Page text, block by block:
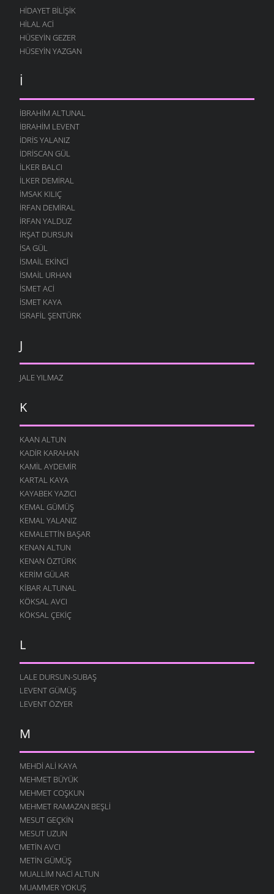
HIDAYET BILIŞIK
HILAL ACI
HÜSEYIN GEZER
HÜSEYIN YAZGAN
İ
İBRAHIM ALTUNAL
İBRAHIM LEVENT
İDRIS YALANIZ
IDRISCAN GÜL
İLKER BALCI
İLKER DEMIRAL
İMSAK KILIÇ
İRFAN DEMIRAL
İRFAN YALDUZ
İRŞAT DURSUN
ISA GÜL
ISMAIL EKINCI
İSMAIL URHAN
İSMET ACI
ISMET KAYA
İSRAFIL ŞENTÜRK
J
JALE YILMAZ
K
KAAN ALTUN
KADIR KARAHAN
KAMIL AYDEMIR
KARTAL KAYA
KAYABEK YAZICI
KEMAL GÜMÜŞ
KEMAL YALANIZ
KEMALETTIN BAŞAR
KENAN ALTUN
KENAN ÖZTÜRK
KERIM GÜLAR
KIBAR ALTUNAL
KÖKSAL AVCI
KÖKSAL ÇEKIÇ
L
LALE DURSUN-SUBAŞ
LEVENT GÜMÜŞ
LEVENT ÖZYER
M
MEHDI ALI KAYA
MEHMET BÜYÜK
MEHMET COŞKUN
MEHMET RAMAZAN BEŞLI
MESUT GEÇKIN
MESUT UZUN
METIN AVCI
METIN GÜMÜŞ
MUALLIM NACI ALTUN
MUAMMER YOKUŞ